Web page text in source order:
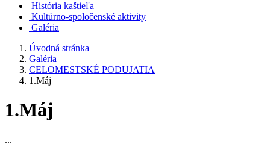
História kaštieľa
Kultúrno-spoločenské aktivity
Galéria
Úvodná stránka
Galéria
CELOMESTSKÉ PODUJATIA
1.Máj
1.Máj
...